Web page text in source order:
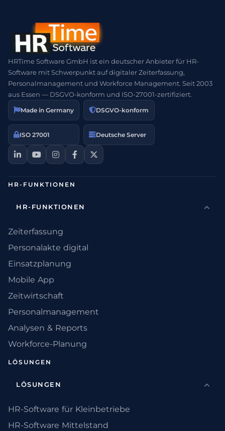
HRTime Software GmbH ist ein deutscher Anbieter für HR-
Software mit Schwerpunkt auf digitaler Zeiterfassung,
Personalmanagement und Workforce Management. Seit 2003
aus Essen — DSGVO-konform und ISO-27001-zertifiziert.
Made in Germany DSGVO-konform
ISO 27001 Deutsche Server
HR-FUNKTIONEN
HR-FUNKTIONEN
Zeiterfassung
Personalakte digital
Einsatzplanung
Mobile App
Zeitwirtschaft
Personalmanagement
Analysen & Reports
Workforce-Planung
LÖSUNGEN
LÖSUNGEN
HR-Software für Kleinbetriebe
HR-Software Mittelstand